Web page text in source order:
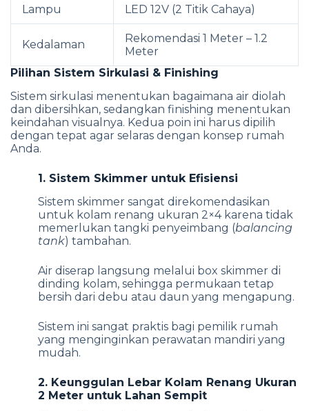
Lampu LED 12V (2 Titik Cahaya)
Kedalaman
Rekomendasi 1 Meter – 1.2
Meter
Pilihan Sistem Sirkulasi & Finishing
Sistem sirkulasi menentukan bagaimana air diolah
dan dibersihkan, sedangkan finishing menentukan
keindahan visualnya. Kedua poin ini harus dipilih
dengan tepat agar selaras dengan konsep rumah
Anda.
1. Sistem Skimmer untuk Efisiensi
Sistem skimmer sangat direkomendasikan
untuk kolam renang ukuran 2×4 karena tidak
memerlukan tangki penyeimbang (balancing
tank) tambahan.
Air diserap langsung melalui box skimmer di
dinding kolam, sehingga permukaan tetap
bersih dari debu atau daun yang mengapung.
Sistem ini sangat praktis bagi pemilik rumah
yang menginginkan perawatan mandiri yang
mudah.
2. Keunggulan Lebar Kolam Renang Ukuran
2 Meter untuk Lahan Sempit